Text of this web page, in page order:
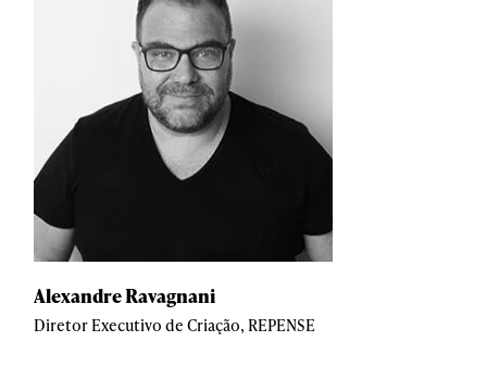
Alexandre Ravagnani
Diretor Executivo de Criação, REPENSE